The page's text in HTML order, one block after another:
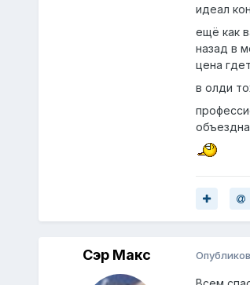
идеал
ещё как
назад в
цена
в олди
Сэр Макс